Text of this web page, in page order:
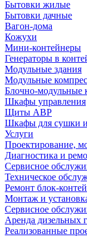
Бытовки жилые
Бытовки дачные
Вагон-дома
Кожухи
Мини-контейнеры
Генераторы в
Модульные здания
Модульные
Блочно-модульные
Шкафы управления
Щиты АВР
Шкафы для сушки
Услуги
Проектирование,
Диагностика и
Сервисное
Техническое
Ремонт блок-
Монтаж и
Сервисное
Аренда дизельных
Реализованные